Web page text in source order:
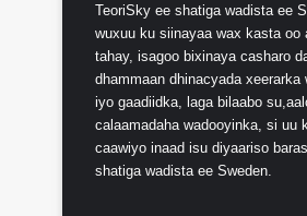
TeoriSky ee shatiga wadista ee
wuxuu ku siinayaa wax kasta oo
tahay, isagoo bixinaya casharo
dhammaan dhinacyada xeerarka
iyo gaadiidka, laga bilaabo
calaamadaha wadooyinka, si uu
caawiyo inaad isu diyaariso
shatiga wadista ee Sweden.